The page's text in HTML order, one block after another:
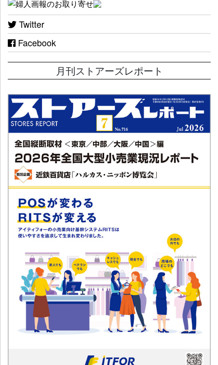
Twitter
Facebook
月刊ストアーズレポート